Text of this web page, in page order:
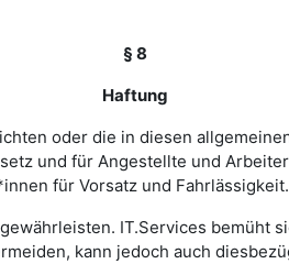
§ 8
Haftung
oder die in diesen
und für Angestellte und
für Vorsatz und Fahrlässigkeit.
IT.Services bemüht
kann jedoch auch